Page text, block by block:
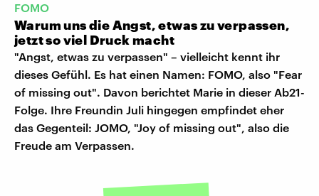
FOMO
Warum uns die Angst, etwas zu verpassen,
jetzt so viel Druck macht
"Angst, etwas zu verpassen" – vielleicht kennt ihr
dieses Gefühl. Es hat einen Namen: FOMO, also "Fear
of missing out". Davon berichtet Marie in dieser Ab21-
Folge. Ihre Freundin Juli hingegen empfindet eher
das Gegenteil: JOMO, "Joy of missing out", also die
Freude am Verpassen.